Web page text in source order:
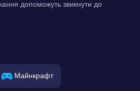
допоможуть звикнути до
Майнкрафт